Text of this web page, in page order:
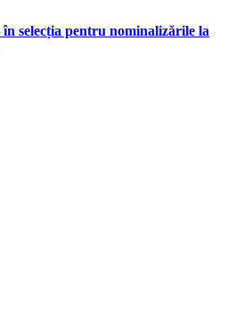
selecția pentru nominalizările la